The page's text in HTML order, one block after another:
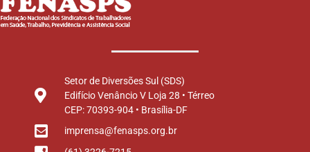
Setor de Diversões Sul (SDS)
Edifício Venâncio V Loja 28 • Térreo
CEP: 70393-904 • Brasília-DF
imprensa@fenasps.org.br